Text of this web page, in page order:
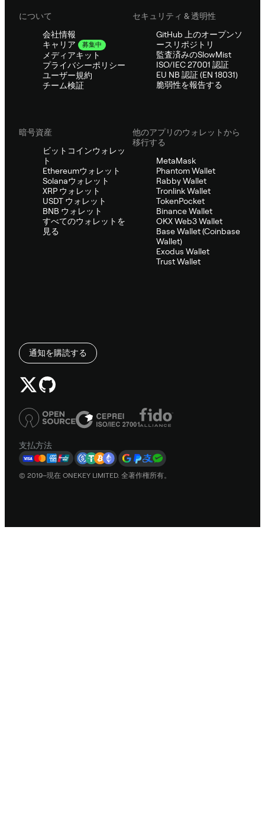
について
会社情報
キャリア
募集中
メディアキット
プライバシーポリシー
ユーザー規約
チーム検証
セキュリティ & 透明性
GitHub 上のオープンソ
ースリポジトリ
監査済みのSlowMist
ISO/IEC 27001 認証
EU NB 認証 (EN 18031)
脆弱性を報告する
暗号資産
ビットコインウォレッ
ト
Ethereumウォレット
Solanaウォレット
XRP ウォレット
USDT ウォレット
BNB ウォレット
すべてのウォレットを
見る
他のアプリのウォレットから
移行する
MetaMask
Phantom Wallet
Rabby Wallet
Tronlink Wallet
TokenPocket
Binance Wallet
OKX Web3 Wallet
Base Wallet (Coinbase
Wallet)
Exodus Wallet
Trust Wallet
通知を購読する
支払方法
© 2019–現在 ONEKEY LIMITED. 全著作権所有。